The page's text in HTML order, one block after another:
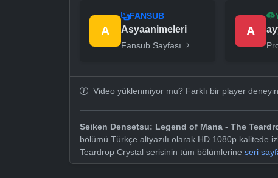
A
FANSUB
Asyaanimeleri
Fansub Sayfası
A
Video yüklenmiyor mu? Farklı bir player
Seiken Densetsu: Legend of Mana - The
bölümü Türkçe altyazılı olarak HD 1080p kalitede
Teardrop Crystal serisinin tüm bölümlerine seri